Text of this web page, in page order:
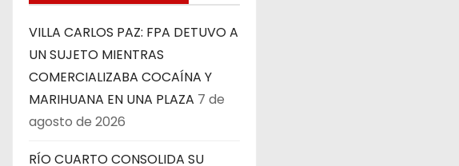
VILLA CARLOS PAZ: FPA DETUVO A
UN SUJETO MIENTRAS
COMERCIALIZABA COCAÍNA Y
MARIHUANA EN UNA PLAZA 7 de
agosto de 2026
RÍO CUARTO CONSOLIDA SU